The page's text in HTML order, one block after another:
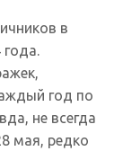
в
года.
год по
не всегда
мая, редко